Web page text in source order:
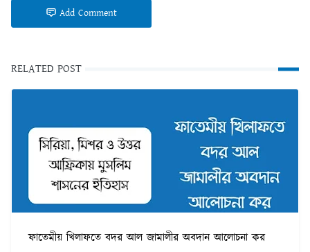
Add Comment
RELATED POST
ফাতেমীয় খিলাফতে বদর আল জামালীর অবদান আলোচনা কর